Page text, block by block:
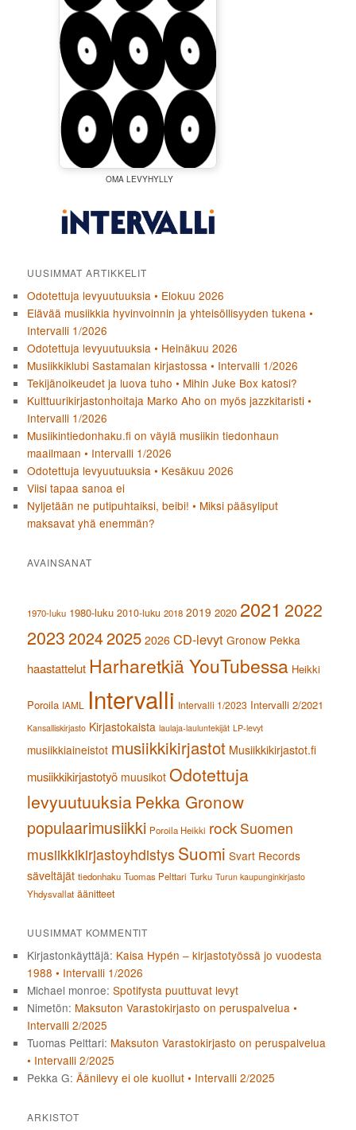
OMA LEVYHYLLY
UUSIMMAT ARTIKKELIT
Odotettuja levyuutuuksia • Elokuu 2026
Elävää musiikkia hyvinvoinnin ja yhteisöllisyyden tukena •
Intervalli 1/2026
Odotettuja levyuutuuksia • Heinäkuu 2026
Musiikkiklubi Sastamalan kirjastossa • Intervalli 1/2026
Tekijänoikeudet ja luova tuho • Mihin Juke Box katosi?
Kulttuurikirjastonhoitaja Marko Aho on myös jazzkitaristi •
Intervalli 1/2026
Musiikintiedonhaku.fi on väylä musiikin tiedonhaun
maailmaan • Intervalli 1/2026
Odotettuja levyuutuuksia • Kesäkuu 2026
Viisi tapaa sanoa ei
Nyljetään ne putipuhtaiksi, beibi! • Miksi pääsyliput
maksavat yhä enemmän?
AVAINSANAT
1970-luku 1980-luku 2010-luku 2018 2019 2020 2021 2022
202320242025 2026 CD-levyt Gronow Pekka
haastattelut Harharetkiä YouTubessa Heikki
Poroila IAML Intervalli Intervalli 1/2023 Intervalli 2/2021
Kansalliskirjasto Kirjastokaista laulaja-lauluntekijät LP-levyt
musiikkiaineistot musiikkikirjastot Musiikkikirjastot.fi
musiikkikirjastotyö muusikot Odotettuja
levyuutuuksiaPekka Gronow
populaarimusiikki Poroila Heikki rock Suomen
musiikkikirjastoyhdistys Suomi Svart Records
säveltäjät tiedonhaku Tuomas Pelttari Turku Turun kaupunginkirjasto
Yhdysvallat äänitteet
UUSIMMAT KOMMENTIT
Kirjastonkäyttäjä: Kaisa Hypén – kirjastotyössä jo vuodesta
1988 • Intervalli 1/2026
Michael monroe:Spotifysta puuttuvat levyt
Nimetön: Maksuton Varastokirjasto on peruspalvelua •
Intervalli 2/2025
Tuomas Pelttari: Maksuton Varastokirjasto on peruspalvelua
• Intervalli 2/2025
Pekka G:Äänilevy ei ole kuollut • Intervalli 2/2025
ARKISTOT